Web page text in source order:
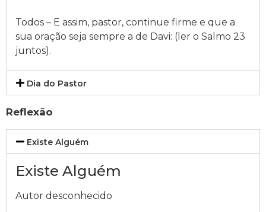
Todos – E assim, pastor, continue firme e que a
sua oração seja sempre a de Davi: (ler o Salmo 23
juntos).
Dia do Pastor
Reflexão
Existe Alguém
Existe Alguém
Autor desconhecido